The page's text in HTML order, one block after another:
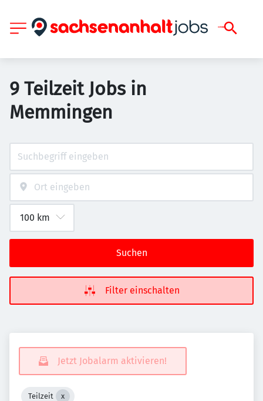
9 Teilzeit Jobs in
Memmingen
Suchen
Filter einschalten
Jetzt Jobalarm aktivieren!
Teilzeit